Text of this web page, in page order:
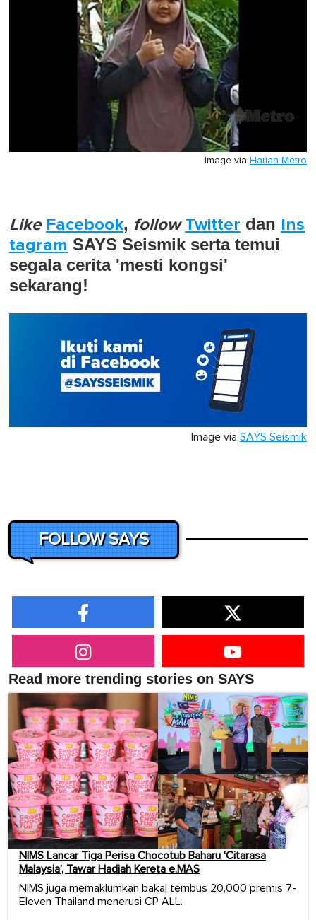
Image via Harian Metro
Like Facebook, follow Twitter dan Ins
tagram SAYS Seismik serta temui
segala cerita 'mesti kongsi'
sekarang!
Image via SAYS Seismik
FOLLOW SAYS
Read more trending stories on SAYS
NIMS Lancar Tiga Perisa Chocotub Baharu ‘Citarasa
Malaysia’, Tawar Hadiah Kereta e.MAS
NIMS juga memaklumkan bakal tembus 20,000 premis 7-
Eleven Thailand menerusi CP ALL.